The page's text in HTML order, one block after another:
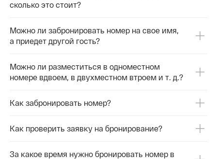
сколько это стоит?
Можно ли забронировать номер на свое имя,
а приедет другой гость?
Можно ли разместиться в одноместном
номере вдвоем, в двухместном втроем и т. д.?
Как забронировать номер?
Как проверить заявку на бронирование?
За какое время нужно бронировать номер в